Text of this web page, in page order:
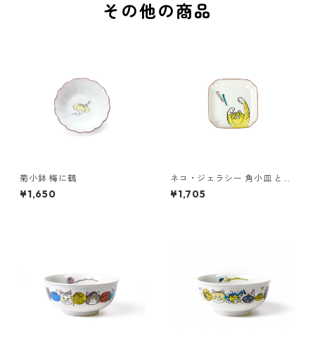
その他の商品
菊小鉢 梅に鶴
¥1,650
ネコ・ジェラシー 角小皿 とら
ねこ
¥1,705